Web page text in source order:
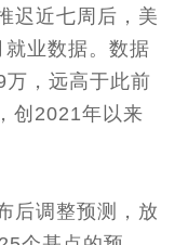
迟近七周后，美
业数据。数据
，远高于此前
创2021年以来
后调整预测，放